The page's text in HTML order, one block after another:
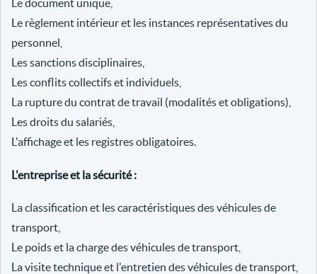
Le document unique,
Le règlement intérieur et les instances représentatives du
personnel,
Les sanctions disciplinaires,
Les conflits collectifs et individuels,
La rupture du contrat de travail (modalités et obligations),
Les droits du salariés,
L'affichage et les registres obligatoires.
L'entreprise et la sécurité :
La classification et les caractéristiques des véhicules de
transport,
Le poids et la charge des véhicules de transport,
La visite technique et l'entretien des véhicules de transport,